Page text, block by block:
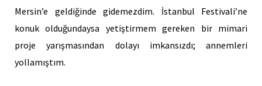
Mersin’e geldiğinde gidemezdim. İstanbul Festivali’ne
konuk olduğundaysa yetiştirmem gereken bir mimari
proje yarışmasından dolayı imkansızdı; annemleri
yollamıştım.